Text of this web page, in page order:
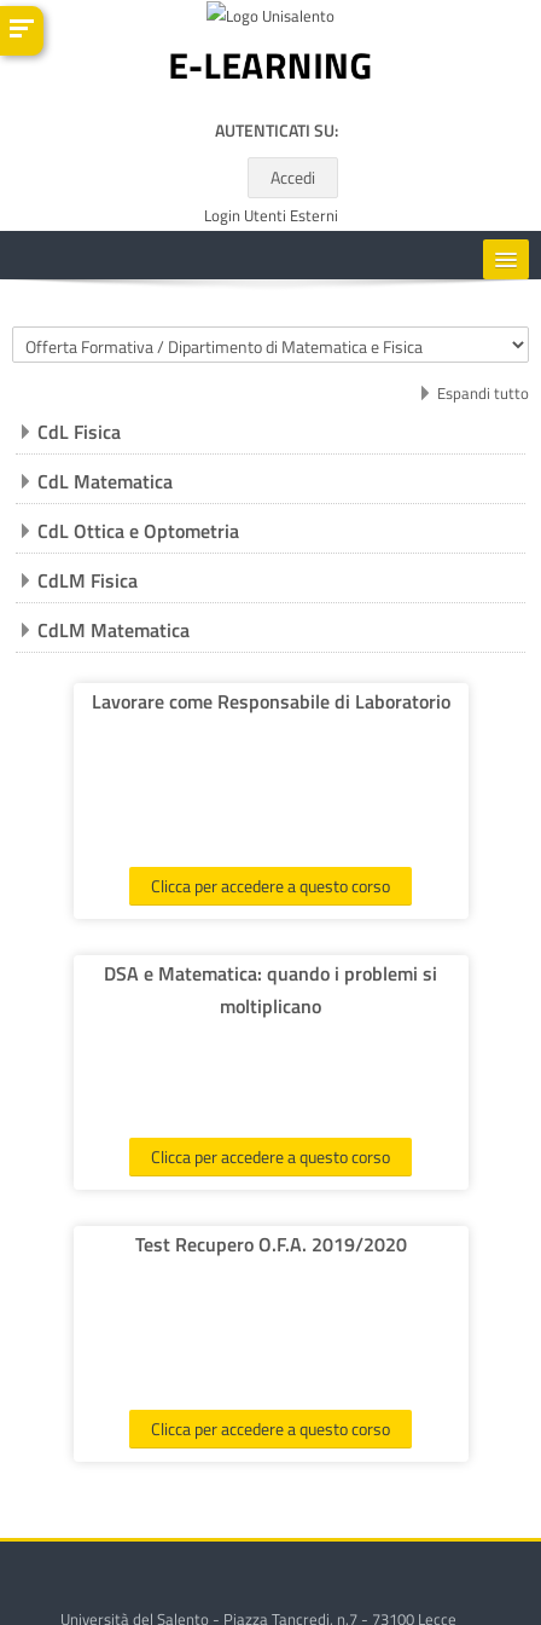
Vai al contenuto principale
AUTENTICATI SU:
Accedi
Login Utenti Esterni
RISORSE UTILI
ITALIANO ‎(IT)‎
Cerca
Categorie di corso
Espandi tutto
CdL Fisica
CdL Matematica
CdL Ottica e Optometria
CdLM Fisica
CdLM Matematica
Lavorare come Responsabile di Laboratorio
Clicca per accedere a questo corso
DSA e Matematica: quando i problemi si
moltiplicano
Clicca per accedere a questo corso
Test Recupero O.F.A. 2019/2020
Clicca per accedere a questo corso
Università del Salento - Piazza Tancredi, n.7 - 73100 Lecce